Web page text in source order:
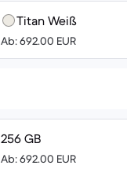
Titan Weiß
Ab: 692.00 EUR
256 GB
Ab: 692.00 EUR